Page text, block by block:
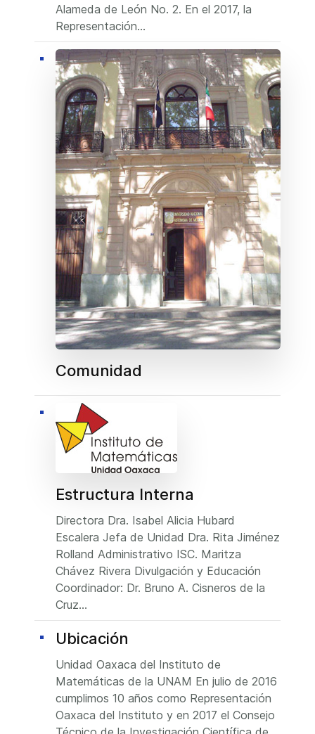
Alameda de León No. 2. En el 2017, la
Representación...
Comunidad
Estructura Interna
Directora Dra. Isabel Alicia Hubard
Escalera Jefa de Unidad Dra. Rita Jiménez
Rolland Administrativo ISC. Maritza
Chávez Rivera Divulgación y Educación
Coordinador: Dr. Bruno A. Cisneros de la
Cruz...
Ubicación
Unidad Oaxaca del Instituto de
Matemáticas de la UNAM En julio de 2016
cumplimos 10 años como Representación
Oaxaca del Instituto y en 2017 el Consejo